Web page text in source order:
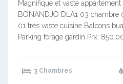
Magnifique et vaste
BONANDJO DLA1 03 chambre
01 très vaste cuisine Balcons
Parking forage gardin Prx:
3 Chambres